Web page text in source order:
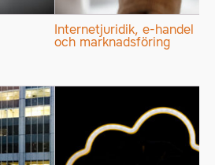
Internetjuridik, e-handel
och marknadsföring